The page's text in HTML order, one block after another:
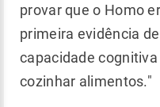
provar que o Homo
primeira evidência
capacidade
cozinhar alimentos."